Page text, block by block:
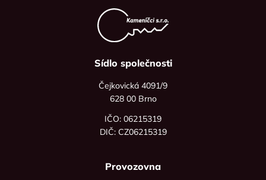
Sídlo společnosti
Čejkovická 4091/9
628 00 Brno
IČO: 06215319
DIČ: CZ06215319
Provozovna